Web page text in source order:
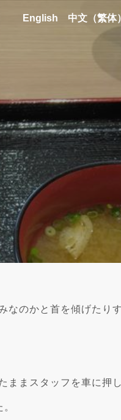
English 中文 （繁体）
のかと首を傾げたり
まスタッフを車に押し